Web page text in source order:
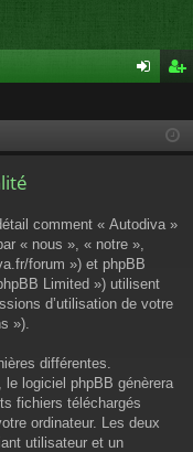
cri
comment « Autodiva »
« nous », « notre »,
forum ») et phpBB
Limited ») utilisent
d’utilisation de votre
»).
différentes.
logiciel phpBB génèrera
fichiers téléchargés
ordinateur. Les deux
utilisateur et un